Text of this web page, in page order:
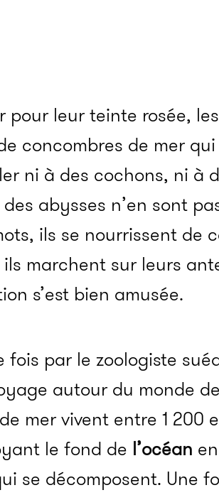
pour leur teinte rosée, les
concombres de mer
ni à des cochons, ni à
abysses n’en sont
ils se nourrissent de
marchent sur leurs
s’est bien amusée.
par le zoologiste
autour du monde
mer vivent entre 1 200
le fond de l’océan
se décomposent. Une